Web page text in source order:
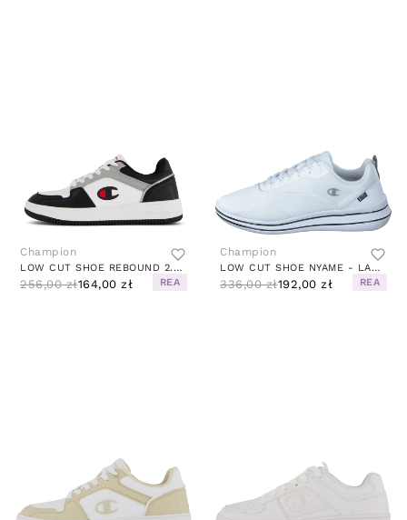
Champion
LOW CUT SHOE REBOUND 2.0 LOW B BRIGHT WHITE A
256,00 zł164,00 zł REA
Champion
LOW CUT SHOE NYAME - LACE WHITE
336,00 zł192,00 zł REA